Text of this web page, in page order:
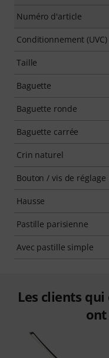
Numéro d'article
Conditionnement (UVC)
Taille
Baguette
Baguette ronde
Baguette carrée
Crin naturel
Bouton / vis de réglage
Hausse
Pastille parisienne
Avec pastille simple
Les clients
ont